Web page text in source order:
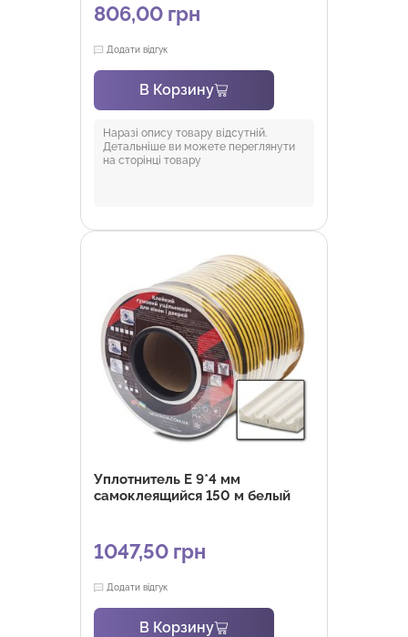
806,00 грн
Додати відгук
В Корзину
Наразі опису товару відсутній.
Детальніше ви можете переглянути
на сторінці товару
Уплотнитель E 9*4 мм
самоклеящийся 150 м белый
1047,50 грн
Додати відгук
В Корзину